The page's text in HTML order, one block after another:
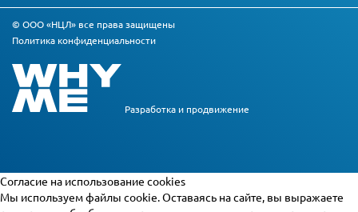
© ООО «НЦЛ» все права защищены
Политика конфиденциальности
Разработка и продвижение
Cогласие на использование cookies
Мы используем файлы cookie. Оставаясь на сайте, вы выражаете